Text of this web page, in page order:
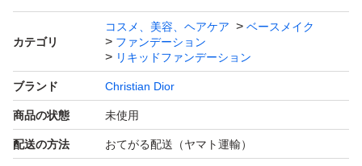
カテゴリ
コスメ、美容、ヘアケア
ベースメイク
ファンデーション
リキッドファンデーション
ブランド Christian Dior
商品の状態 未使用
配送の方法 おてがる配送（ヤマト運輸）